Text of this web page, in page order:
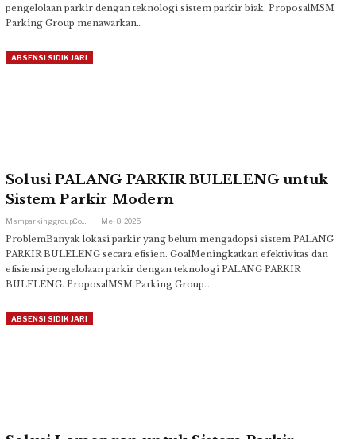
pengelolaan parkir dengan teknologi sistem parkir biak. ProposalMSM
Parking Group menawarkan…
ABSENSI SIDIK JARI
Solusi PALANG PARKIR BULELENG untuk
Sistem Parkir Modern
Mei 8, 2025
ProblemBanyak lokasi parkir yang belum mengadopsi sistem PALANG
PARKIR BULELENG secara efisien. GoalMeningkatkan efektivitas dan
efisiensi pengelolaan parkir dengan teknologi PALANG PARKIR
BULELENG. ProposalMSM Parking Group…
ABSENSI SIDIK JARI